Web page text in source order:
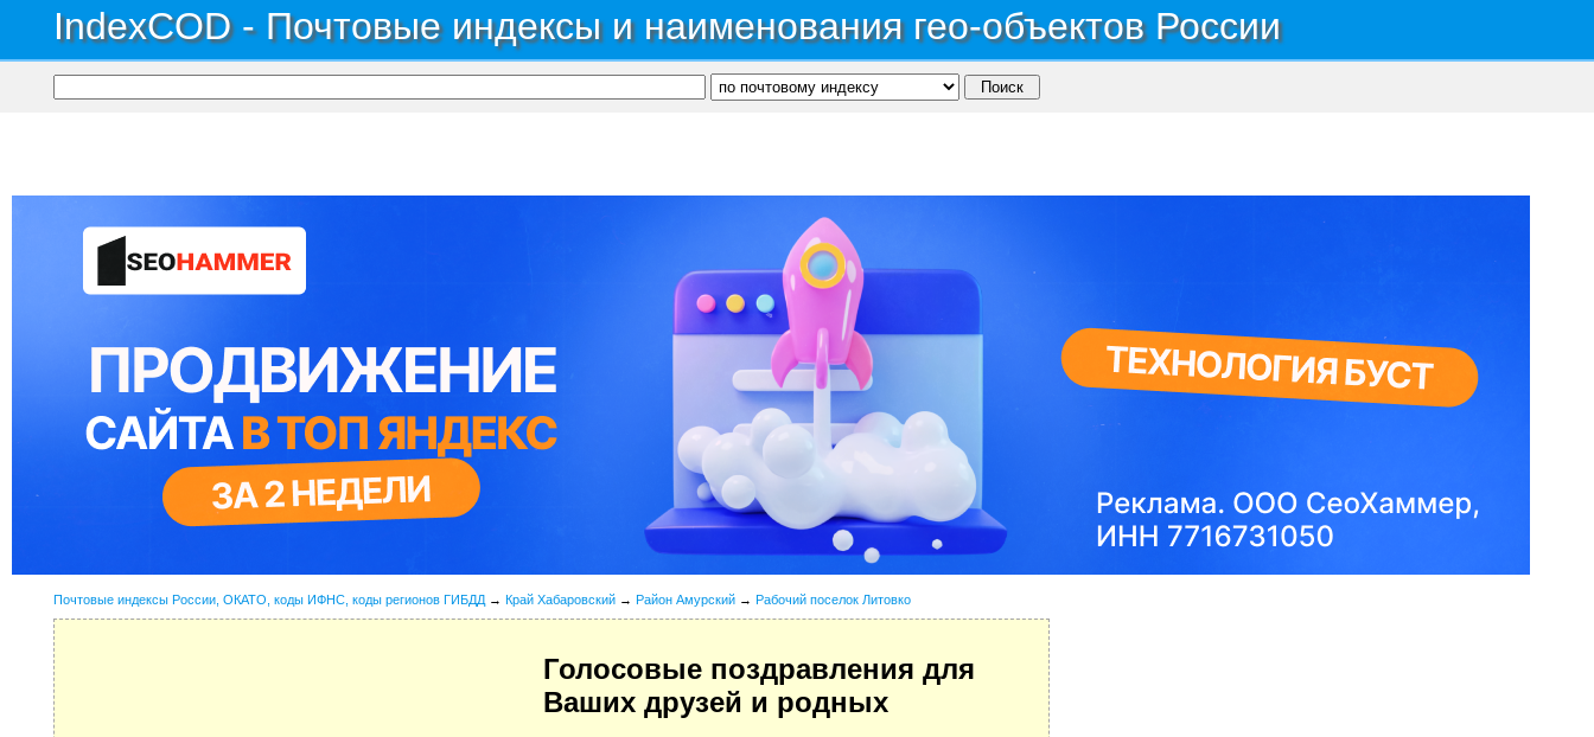
IndexCOD - Почтовые индексы и наименования гео-объектов России
Почтовые индексы России, ОКАТО, коды ИФНС, коды регионов ГИБДД → Край Хабаровский → Район Амурский → Рабочий поселок Литовко
Голосовые поздравления для
Ваших друзей и родных